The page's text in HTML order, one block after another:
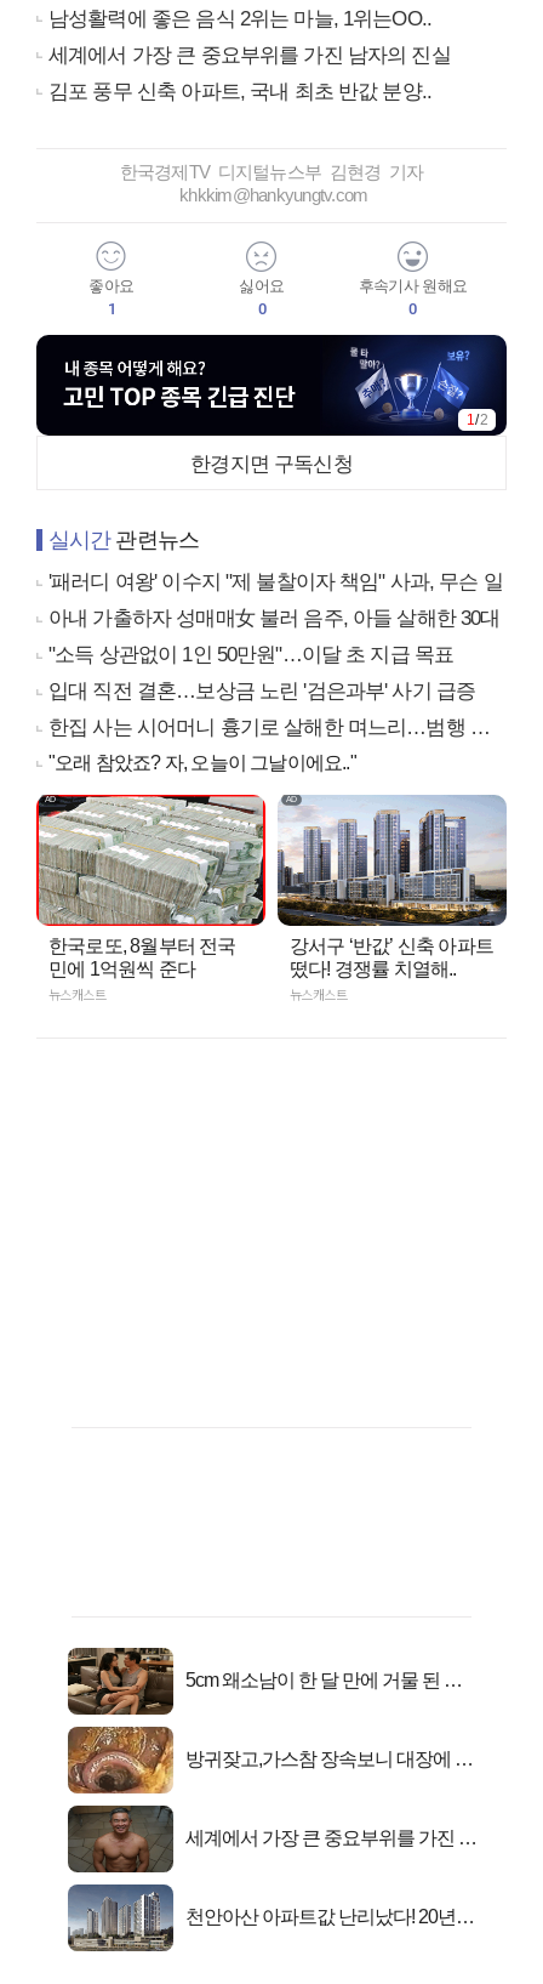
남성활력에 좋은 음식 2위는 마늘, 1위는OO..
세계에서 가장 큰 중요부위를 가진 남자의 진실
김포 풍무 신축 아파트, 국내 최초 반값 분양..
한국경제TV 디지털뉴스부 김현경 기자
khkkim@hankyungtv.com
좋아요
1
싫어요
0
후속기사 원해요
0
2 /2
한경지면 구독신청
실시간관련뉴스
'패러디 여왕' 이수지 "제 불찰이자 책임" 사과, 무슨 일
아내 가출하자 성매매女 불러 음주, 아들 살해한 30대
"소득 상관없이 1인 50만원"…이달 초 지급 목표
입대 직전 결혼…보상금 노린 '검은과부' 사기 급증
한집 사는 시어머니 흉기로 살해한 며느리…범행 동기는
"오래 참았죠? 자, 오늘이 그날이에요.."
한국로또, 8월부터 전국
민에 1억원씩 준다
뉴스캐스트
강서구 ‘반값’ 신축 아파트
떴다! 경쟁률 치열해..
뉴스캐스트
5cm 왜소남이 한 달 만에 거물 된 사
방귀잦고,가스참 장속보니 대장에 똥
세계에서 가장 큰 중요부위를 가진 남
천안아산 아파트값 난리났다! 20년